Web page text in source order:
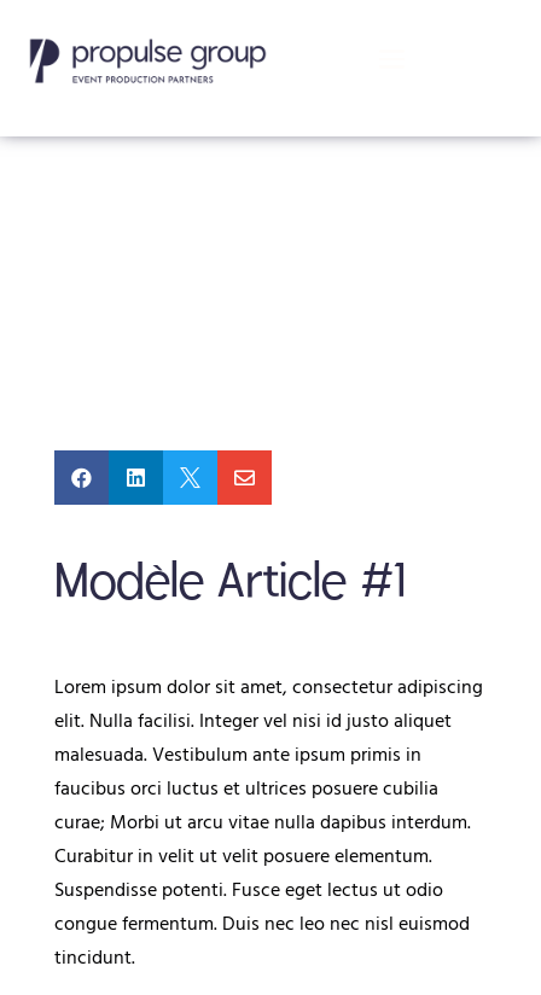
   
Modèle Article #1
Lorem ipsum dolor sit amet, consectetur adipiscing
elit. Nulla facilisi. Integer vel nisi id justo aliquet
malesuada. Vestibulum ante ipsum primis in
faucibus orci luctus et ultrices posuere cubilia
curae; Morbi ut arcu vitae nulla dapibus interdum.
Curabitur in velit ut velit posuere elementum.
Suspendisse potenti. Fusce eget lectus ut odio
congue fermentum. Duis nec leo nec nisl euismod
tincidunt.